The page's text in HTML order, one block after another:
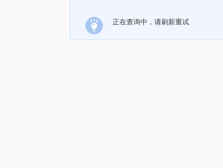
正在查询中，请刷新重试